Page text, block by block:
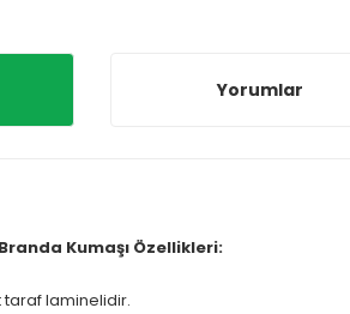
Yorumlar
Kumaşı Özellikleri:
taraf laminelidir.